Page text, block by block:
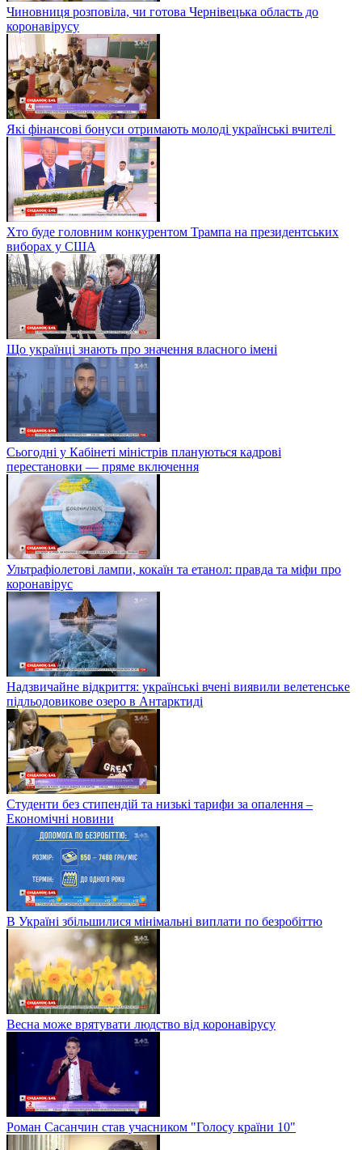
Чиновниця розповіла, чи готова Чернівецька область до
коронавірусу
Які фінансові бонуси отримають молоді українські вчителі
Хто буде головним конкурентом Трампа на президентських
виборах у США
Що українці знають про значення власного імені
Сьогодні у Кабінеті міністрів плануються кадрові
перестановки — пряме включення
Ультрафіолетові лампи, кокаїн та етанол: правда та міфи про
коронавірус
Надзвичайне відкриття: українські вчені виявили велетенське
підльодовикове озеро в Антарктиді
Студенти без стипендій та низькі тарифи за опалення –
Економічні новини
В Україні збільшилися мінімальні виплати по безробіттю
Весна може врятувати людство від коронавірусу
Роман Сасанчин став учасником "Голосу країни 10"